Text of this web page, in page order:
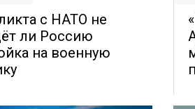
с НАТО не
ли Россию
на военную